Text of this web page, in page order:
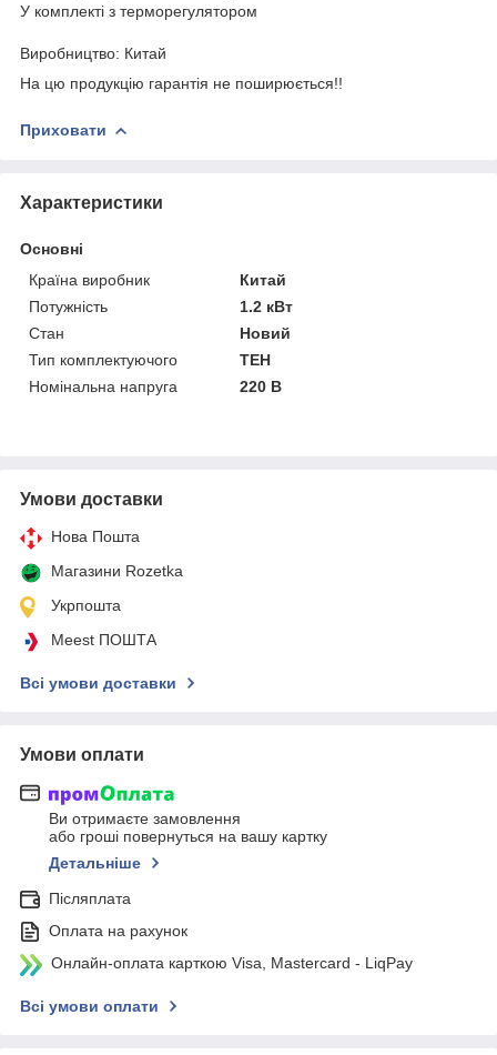
У комплекті з терморегулятором
Виробництво: Китай
На цю продукцію гарантія не поширюється!!
Приховати
Характеристики
Основні
Країна виробник
Китай
Потужність
1.2 кВт
Стан
Новий
Тип комплектуючого
ТЕН
Номінальна напруга
220 В
Умови доставки
Нова Пошта
Магазини Rozetka
Укрпошта
Meest ПОШТА
Всі умови доставки
Умови оплати
Ви отримаєте замовлення
або гроші повернуться на вашу картку
Детальніше
Післяплата
Оплата на рахунок
Онлайн-оплата карткою Visa, Mastercard - LiqPay
Всі умови оплати